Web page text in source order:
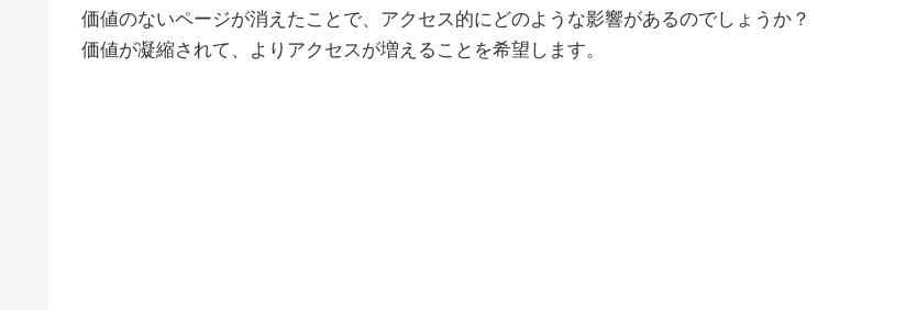
価値のないページが消えたことで、アクセス的にどのような影響があるのでしょうか？
価値が凝縮されて、よりアクセスが増えることを希望します。